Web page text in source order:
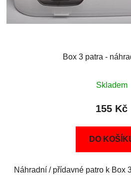
Box 3 patra -
Skladem
155 Kč
DO
Náhradní / přídavné patro k Box